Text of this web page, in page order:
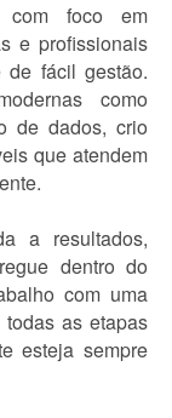
com foco em
e profissionais
de fácil gestão.
como
de dados, crio
que atendem
a resultados,
dentro do
com uma
as etapas
esteja sempre